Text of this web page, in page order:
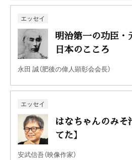
エッセイ
明治第一の功臣・
日本のこころ
永田 誠（肥後の偉人顕彰会会長）
エッセイ
はなちゃんのみそ
てた】
安武信吾（映像作家）